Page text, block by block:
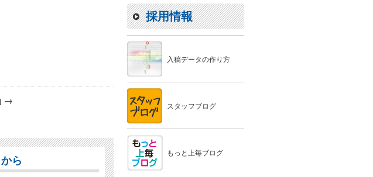
→
ら
採用情報
入稿データの作り方
スタッフブログ
もっと上毎ブログ